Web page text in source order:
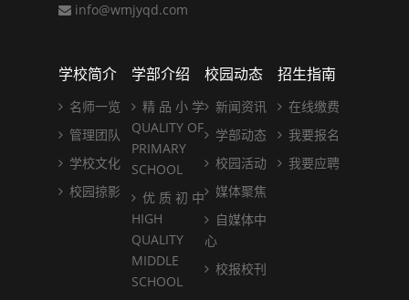
info@wmjyqd.com
学校简介
名师一览
管理团队
学校文化
校园掠影
学部介绍
精 品 小 学
QUALITY OF
PRIMARY
SCHOOL
优 质 初 中
HIGH
QUALITY
MIDDLE
SCHOOL
校园动态
新闻资讯
学部动态
校园活动
媒体聚焦
自媒体中
心
校报校刊
招生指南
在线缴费
我要报名
我要应聘